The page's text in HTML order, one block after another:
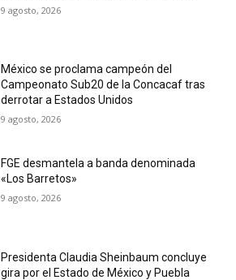
9 agosto, 2026
México se proclama campeón del
Campeonato Sub20 de la Concacaf tras
derrotar a Estados Unidos
9 agosto, 2026
FGE desmantela a banda denominada
«Los Barretos»
9 agosto, 2026
Presidenta Claudia Sheinbaum concluye
gira por el Estado de México y Puebla